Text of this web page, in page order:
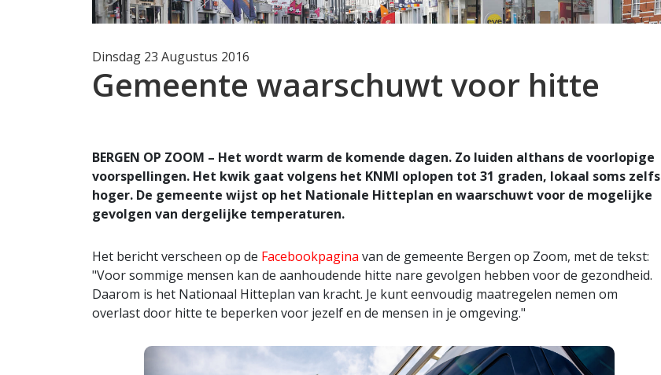
Dinsdag 23 Augustus 2016
Gemeente waarschuwt voor hitte
BERGEN OP ZOOM – Het wordt warm de komende dagen. Zo luiden althans de voorlopige
voorspellingen. Het kwik gaat volgens het KNMI oplopen tot 31 graden, lokaal soms zelfs
hoger. De gemeente wijst op het Nationale Hitteplan en waarschuwt voor de mogelijke
gevolgen van dergelijke temperaturen.
Het bericht verscheen op de Facebookpagina van de gemeente Bergen op Zoom, met de tekst:
"Voor sommige mensen kan de aanhoudende hitte nare gevolgen hebben voor de gezondheid.
Daarom is het Nationaal Hitteplan van kracht. Je kunt eenvoudig maatregelen nemen om
overlast door hitte te beperken voor jezelf en de mensen in je omgeving."